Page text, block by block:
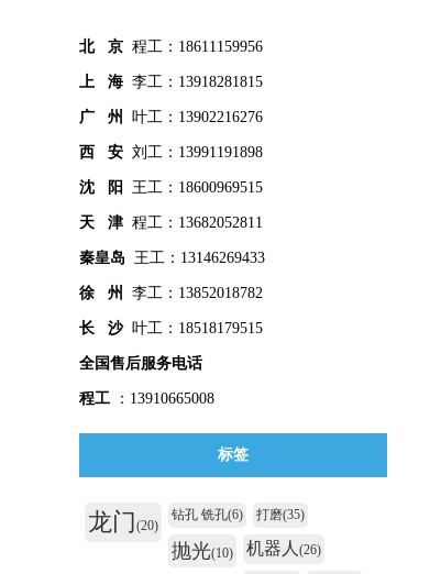
北 京 程工：18611159956
上 海 李工：13918281815
广 州 叶工：13902216276
西 安 刘工：13991191898
沈 阳 王工：18600969515
天 津 程工：13682052811
秦皇岛 王工：13146269433
徐 州 李工：13852018782
长 沙叶工：18518179515
全国售后服务电话
程工 ：13910665008
标签
龙门(20)
钻孔 铣孔(6) 打磨(35)
抛光(10) 机器人 (26)